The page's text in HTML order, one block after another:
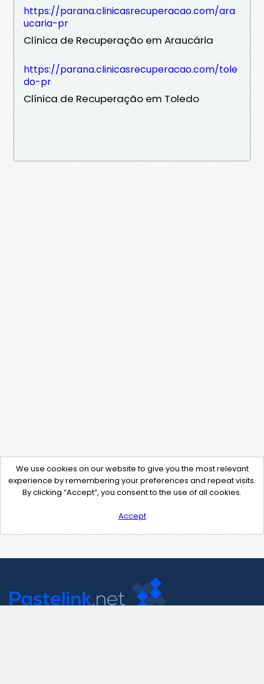
https://parana.clinicasrecuperacao.com/ara
ucaria-pr
Clínica de Recuperação em Araucária
https://parana.clinicasrecuperacao.com/tole
do-pr
Clínica de Recuperação em Toledo
We use cookies on our website to give you the most relevant
experience by remembering your preferences and repeat visits.
By clicking “Accept”, you consent to the use of all cookies.
Accept